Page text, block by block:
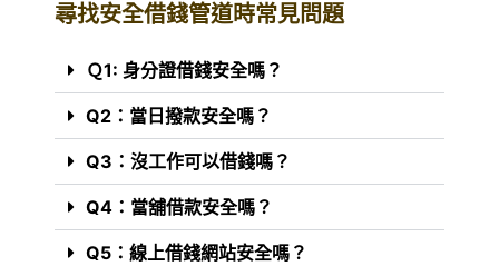
尋找安全借錢管道時常見問題
Ｑ1: 身分證借錢安全嗎？
Q2：當日撥款安全嗎？
Q3：沒工作可以借錢嗎？
Q4：當舖借款安全嗎？
Q5：線上借錢網站安全嗎？